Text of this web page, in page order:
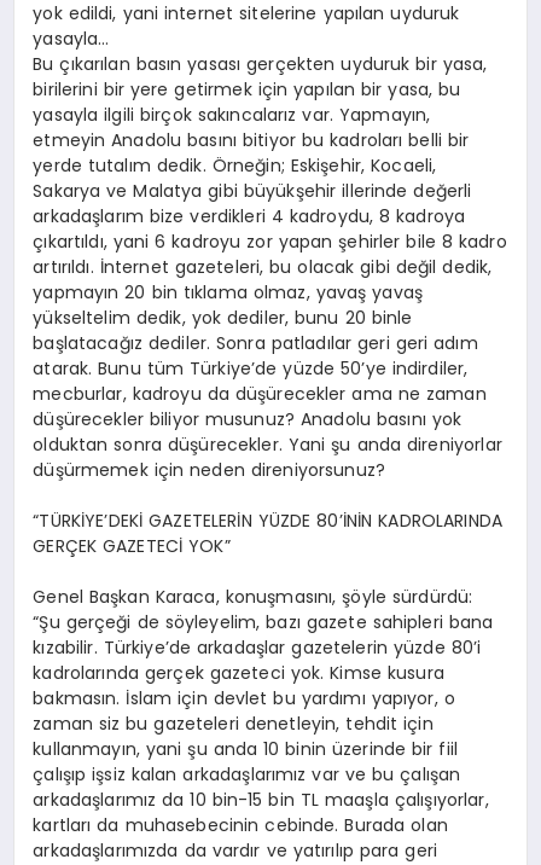
yok edildi, yani internet sitelerine yapılan uyduruk
yasayla…
Bu çıkarılan basın yasası gerçekten uyduruk bir yasa,
birilerini bir yere getirmek için yapılan bir yasa, bu
yasayla ilgili birçok sakıncalarız var. Yapmayın,
etmeyin Anadolu basını bitiyor bu kadroları belli bir
yerde tutalım dedik. Örneğin; Eskişehir, Kocaeli,
Sakarya ve Malatya gibi büyükşehir illerinde değerli
arkadaşlarım bize verdikleri 4 kadroydu, 8 kadroya
çıkartıldı, yani 6 kadroyu zor yapan şehirler bile 8 kadro
artırıldı. İnternet gazeteleri, bu olacak gibi değil dedik,
yapmayın 20 bin tıklama olmaz, yavaş yavaş
yükseltelim dedik, yok dediler, bunu 20 binle
başlatacağız dediler. Sonra patladılar geri geri adım
atarak. Bunu tüm Türkiye’de yüzde 50’ye indirdiler,
mecburlar, kadroyu da düşürecekler ama ne zaman
düşürecekler biliyor musunuz? Anadolu basını yok
olduktan sonra düşürecekler. Yani şu anda direniyorlar
düşürmemek için neden direniyorsunuz?
“TÜRKİYE’DEKİ GAZETELERİN YÜZDE 80’İNİN KADROLARINDA
GERÇEK GAZETECİ YOK”
Genel Başkan Karaca, konuşmasını, şöyle sürdürdü:
“Şu gerçeği de söyleyelim, bazı gazete sahipleri bana
kızabilir. Türkiye’de arkadaşlar gazetelerin yüzde 80’i
kadrolarında gerçek gazeteci yok. Kimse kusura
bakmasın. İslam için devlet bu yardımı yapıyor, o
zaman siz bu gazeteleri denetleyin, tehdit için
kullanmayın, yani şu anda 10 binin üzerinde bir fiil
çalışıp işsiz kalan arkadaşlarımız var ve bu çalışan
arkadaşlarımız da 10 bin-15 bin TL maaşla çalışıyorlar,
kartları da muhasebecinin cebinde. Burada olan
arkadaşlarımızda da vardır ve yatırılıp para geri